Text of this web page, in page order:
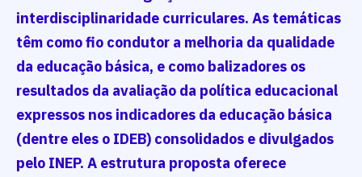
interdisciplinaridade curriculares. As temáticas
têm como fio condutor a melhoria da qualidade
da educação básica, e como balizadores os
resultados da avaliação da política educacional
expressos nos indicadores da educação básica
(dentre eles o IDEB) consolidados e divulgados
pelo INEP. A estrutura proposta oferece